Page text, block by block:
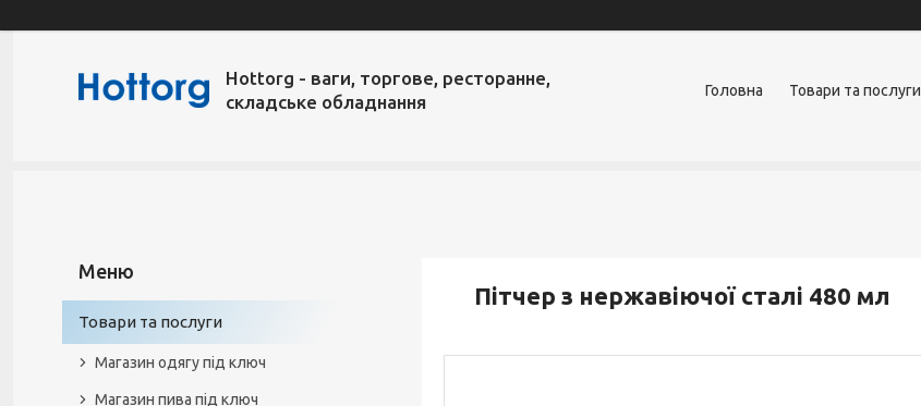
Hottorg - ваги, торгове, ресторанне,
складське обладнання
Головна Товари та послуги
Пітчер з нержавіючої сталі 480 мл
Товари та послуги
Магазин одягу під ключ
Магазин пива під ключ